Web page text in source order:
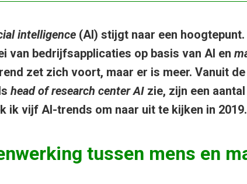
intelligence(AI) stijgt naar een hoogtepunt.
van bedrijfsapplicaties op basis van AI en
zet zich voort, maar er is meer. Vanuit
head of research center AIzie, zijn een
ik vijf AI-trends om naar uit te kijken in 2019.
tussen mens en